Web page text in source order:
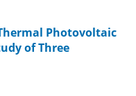
Photovoltaic
of Three